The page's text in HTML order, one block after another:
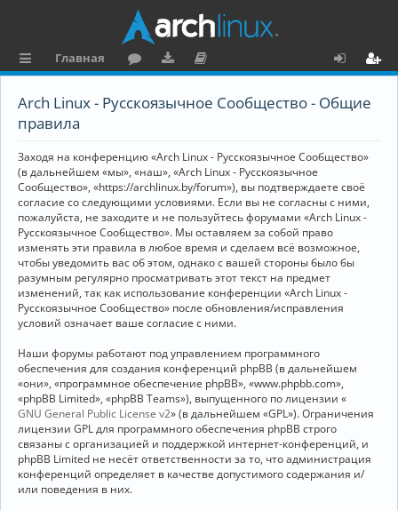
ы
к
и
Главная
ру
ру
и
ку
е
н
та
ц
и
я
о
Arch Linux - Русскоязычное Сообщество - Общие
правила
Заходя на конференцию «Arch Linux - Русскоязычное Сообщество»
(в дальнейшем «мы», «наш», «Arch Linux - Русскоязычное
Сообщество», «https://archlinux.by/forum»), вы подтверждаете своё
согласие со следующими условиями. Если вы не согласны с ними,
пожалуйста, не заходите и не пользуйтесь форумами «Arch Linux -
Русскоязычное Сообщество». Мы оставляем за собой право
изменять эти правила в любое время и сделаем всё возможное,
чтобы уведомить вас об этом, однако с вашей стороны было бы
разумным регулярно просматривать этот текст на предмет
изменений, так как использование конференции «Arch Linux -
Русскоязычное Сообщество» после обновления/исправления
условий означает ваше согласие с ними.
Наши форумы работают под управлением программного
обеспечения для создания конференций phpBB (в дальнейшем
«они», «программное обеспечение phpBB», «www.phpbb.com»,
«phpBB Limited», «phpBB Teams»), выпущенного по лицензии «
GNU General Public License v2» (в дальнейшем «GPL»). Ограничения
лицензии GPL для программного обеспечения phpBB строго
связаны с организацией и поддержкой интернет-конференций, и
phpBB Limited не несёт ответственности за то, что администрация
конференций определяет в качестве допустимого содержания и/
или поведения в них.